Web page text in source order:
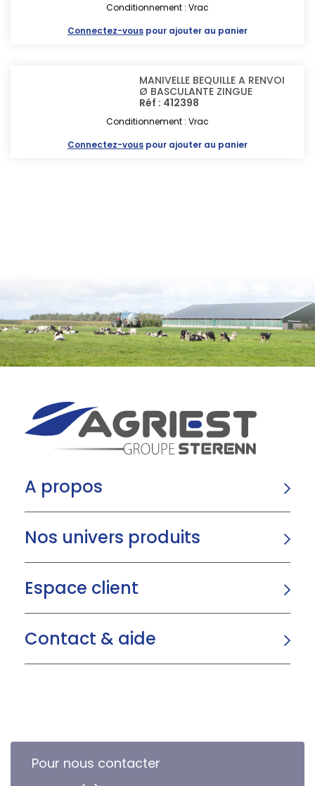
Conditionnement : Vrac
Connectez-vous pour ajouter au panier
MANIVELLE BEQUILLE A RENVOI
Ø BASCULANTE ZINGUE
Réf : 412398
Conditionnement : Vrac
Connectez-vous pour ajouter au panier
A propos
Nos univers produits
Espace client
Contact & aide
Pour nous contacter